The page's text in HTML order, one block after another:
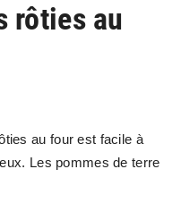
rôties au
au four est facile à
Les pommes de terre